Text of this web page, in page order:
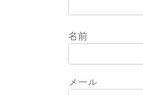
名前
メール